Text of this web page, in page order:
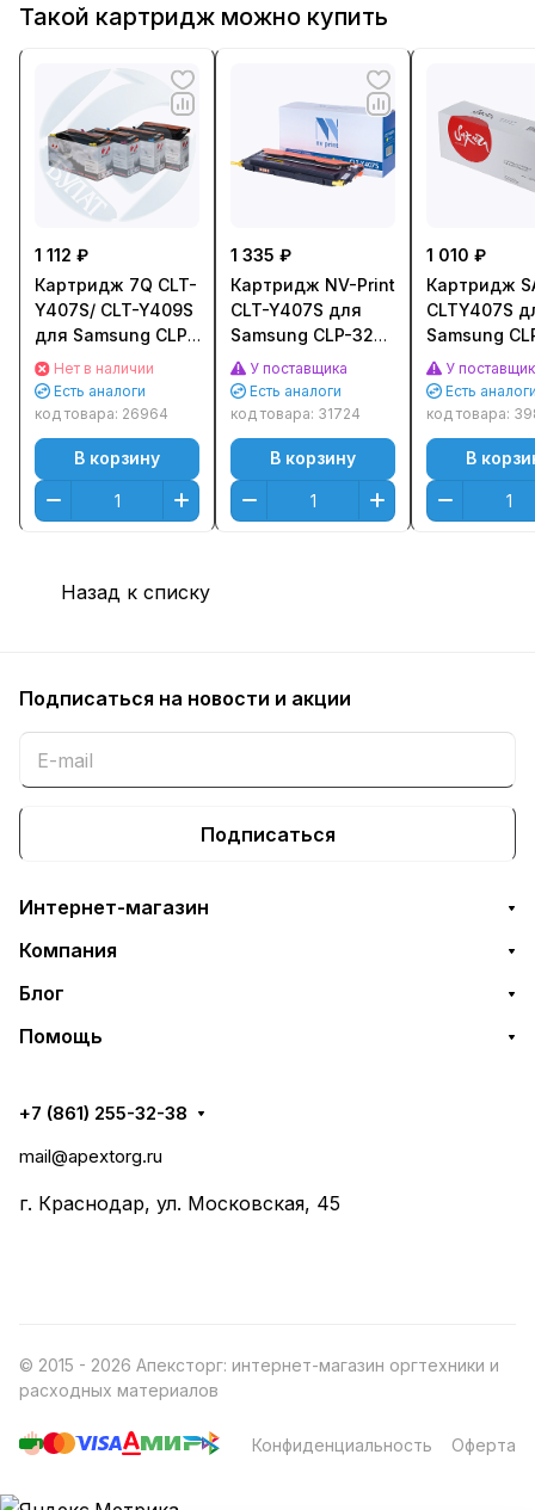
Такой картридж можно купить
1 112 ₽
Картридж 7Q CLT-
Y407S/ CLT-Y409S
для Samsung CLP-
320/ 325/ 310, CLX-
3185/ 3175
(1000стр.) Желтый
(Yellow)
Нет в наличии
Есть аналоги
код товара: 26964
В корзину
1 335 ₽
Картридж NV-Print
CLT-Y407S для
Samsung CLP-320/
325, CLX-3185
(1000стр.) Желтый
(Yellow)
У поставщика
Есть аналоги
код товара: 31724
В корзину
1 010 ₽
Картридж
CLTY407S
Samsung
321/ 325/
3185/ 3186
(Yellow)
У
Есть
код товара:
В
Назад к списку
Подписаться на новости и акции
Подписаться
Интернет-магазин
Компания
Блог
Помощь
+7 (861) 255-32-38
mail@apextorg.ru
г. Краснодар, ул. Московская, 45
© 2015 - 2026 Апексторг: интернет-магазин оргтехники и
расходных материалов
Конфиденциальность Оферта